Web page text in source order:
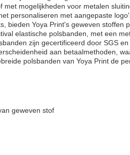
met mogelijkheden voor metalen
personaliseren met aangepaste
bieden Yoya Print's geweven stoffen
elastische polsbanden, met een
zijn gecertificeerd door SGS
aan betaalmethoden,
polsbanden van Yoya Print de
geweven stof